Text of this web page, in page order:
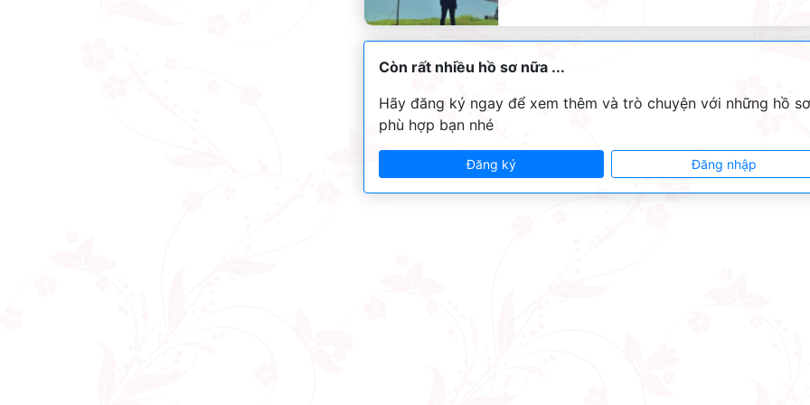
Còn rất nhiều hồ sơ nữa ...
Hãy đăng ký ngay để xem thêm và trò chuyện với những hồ sơ
phù hợp bạn nhé
Đăng ký Đăng nhập